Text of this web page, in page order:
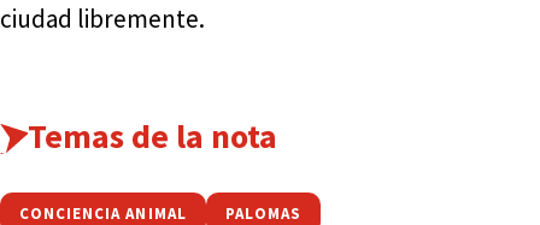
ciudad libremente.
Temas de la nota
CONCIENCIA ANIMAL PALOMAS